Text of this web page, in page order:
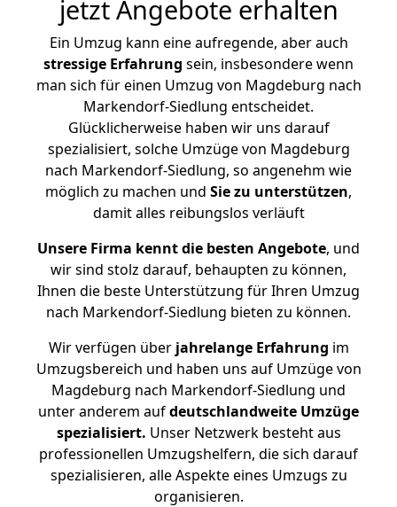
jetzt Angebote erhalten
Ein Umzug kann eine aufregende, aber auch
stressige Erfahrung sein, insbesondere wenn
man sich für einen Umzug von Magdeburg nach
Markendorf-Siedlung entscheidet.
Glücklicherweise haben wir uns darauf
spezialisiert, solche Umzüge von Magdeburg
nach Markendorf-Siedlung, so angenehm wie
möglich zu machen und Sie zu unterstützen,
damit alles reibungslos verläuft
Unsere Firma kennt die besten Angebote, und
wir sind stolz darauf, behaupten zu können,
Ihnen die beste Unterstützung für Ihren Umzug
nach Markendorf-Siedlung bieten zu können.
Wir verfügen überjahrelange Erfahrung im
Umzugsbereich und haben uns auf Umzüge von
Magdeburg nach Markendorf-Siedlung und
unter anderem aufdeutschlandweite Umzüge
spezialisiert. Unser Netzwerk besteht aus
professionellen Umzugshelfern, die sich darauf
spezialisieren, alle Aspekte eines Umzugs zu
organisieren.